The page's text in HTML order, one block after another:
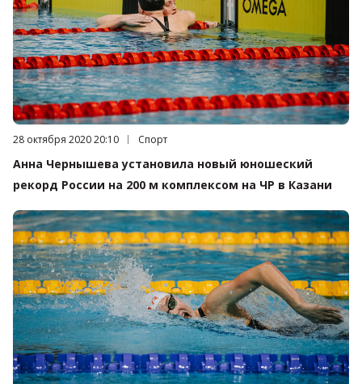
Дата публикации:
28 октября 2020 20:10 Категория:
Спорт
Анна Чернышева установила новый юношеский
рекорд России на 200 м комплексом на ЧР в Казани